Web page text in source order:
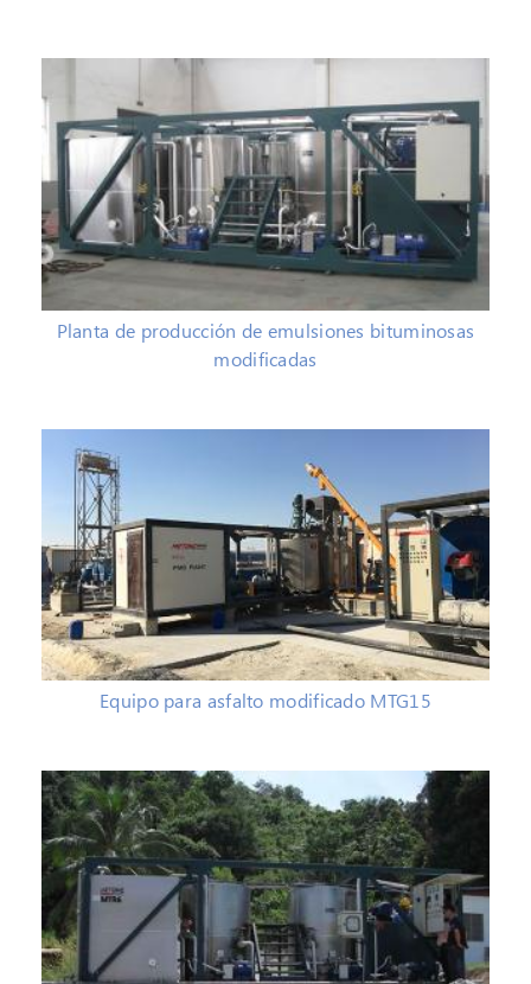
Planta de producción de emulsiones bituminosas
modificadas
Equipo para asfalto modificado MTG15